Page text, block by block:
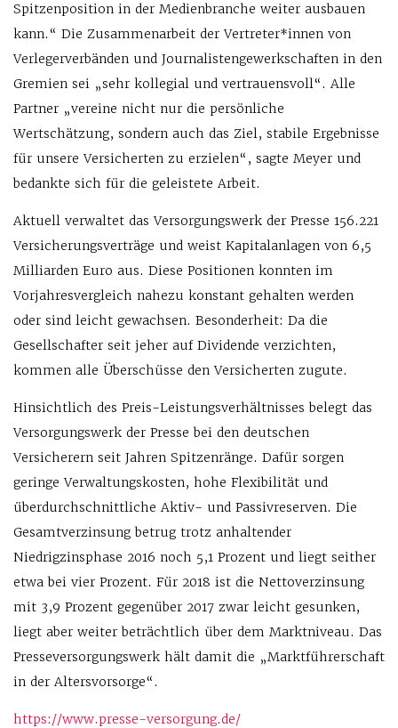
Spitzenposition in der Medienbranche weiter ausbauen
kann.“ Die Zusammenarbeit der Vertreter*innen von
Verlegerverbänden und Journalistengewerkschaften in den
Gremien sei „sehr kollegial und vertrauensvoll“. Alle
Partner „vereine nicht nur die persönliche
Wertschätzung, sondern auch das Ziel, stabile Ergebnisse
für unsere Versicherten zu erzielen“, sagte Meyer und
bedankte sich für die geleistete Arbeit.
Aktuell verwaltet das Versorgungswerk der Presse 156.221
Versicherungsverträge und weist Kapitalanlagen von 6,5
Milliarden Euro aus. Diese Positionen konnten im
Vorjahresvergleich nahezu konstant gehalten werden
oder sind leicht gewachsen. Besonderheit: Da die
Gesellschafter seit jeher auf Dividende verzichten,
kommen alle Überschüsse den Versicherten zugute.
Hinsichtlich des Preis-Leistungsverhältnisses belegt das
Versorgungswerk der Presse bei den deutschen
Versicherern seit Jahren Spitzenränge. Dafür sorgen
geringe Verwaltungskosten, hohe Flexibilität und
überdurchschnittliche Aktiv- und Passivreserven. Die
Gesamtverzinsung betrug trotz anhaltender
Niedrigzinsphase 2016 noch 5,1 Prozent und liegt seither
etwa bei vier Prozent. Für 2018 ist die Nettoverzinsung
mit 3,9 Prozent gegenüber 2017 zwar leicht gesunken,
liegt aber weiter beträchtlich über dem Marktniveau. Das
Presseversorgungswerk hält damit die „Marktführerschaft
in der Altersvorsorge“.
https://www.presse-versorgung.de/